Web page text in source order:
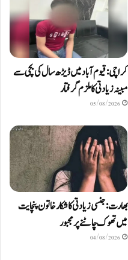
کراچی: قیوم آباد میں ڈیڑھ سال کی بچی سے
مبینہ زیادتی کا ملزم گرفتار
05/08/2026
بھارت: جنسی زیادتی کا شکار خاتون پنچایت
میں تھوک چاٹنے پر مجبور
04/08/2026